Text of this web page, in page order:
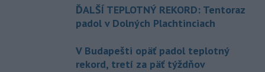
ĎALŠÍ TEPLOTNÝ REKORD: Tentoraz
padol v Dolných Plachtinciach
V Budapešti opäť padol teplotný
rekord, tretí za päť týždňov